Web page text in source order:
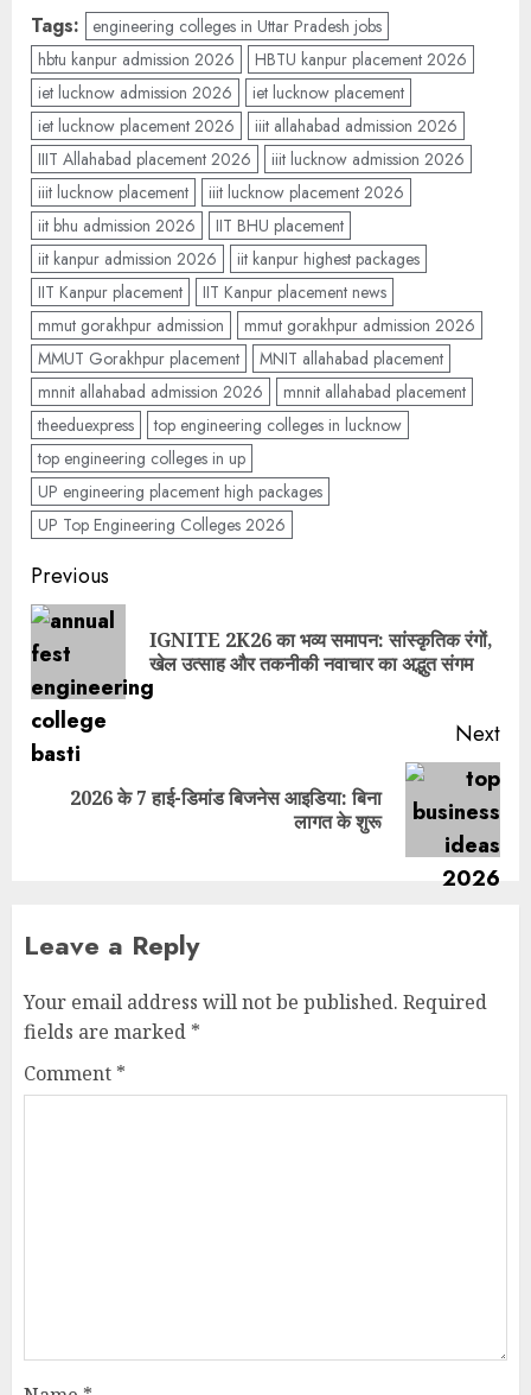
Tags:
engineering colleges in Uttar Pradesh jobs
hbtu kanpur admission 2026
HBTU kanpur placement 2026
iet lucknow admission 2026
iet lucknow placement
iet lucknow placement 2026
iiit allahabad admission 2026
IIIT Allahabad placement 2026
iiit lucknow admission 2026
iiit lucknow placement
iiit lucknow placement 2026
iit bhu admission 2026
IIT BHU placement
iit kanpur admission 2026
iit kanpur highest packages
IIT Kanpur placement
IIT Kanpur placement news
mmut gorakhpur admission
mmut gorakhpur admission 2026
MMUT Gorakhpur placement
MNIT allahabad placement
mnnit allahabad admission 2026
mnnit allahabad placement
theeduexpress
top engineering colleges in lucknow
top engineering colleges in up
UP engineering placement high packages
UP Top Engineering Colleges 2026
Previous
IGNITE 2K26 का भव्य समापन: सांस्कृतिक रंगों,
खेल उत्साह और तकनीकी नवाचार का अद्भुत संगम
Next
2026 के 7 हाई-डिमांड बिजनेस आइडिया: बिना
लागत के शुरू
Leave a Reply
Your email address will not be published. Required
fields are marked *
Comment *